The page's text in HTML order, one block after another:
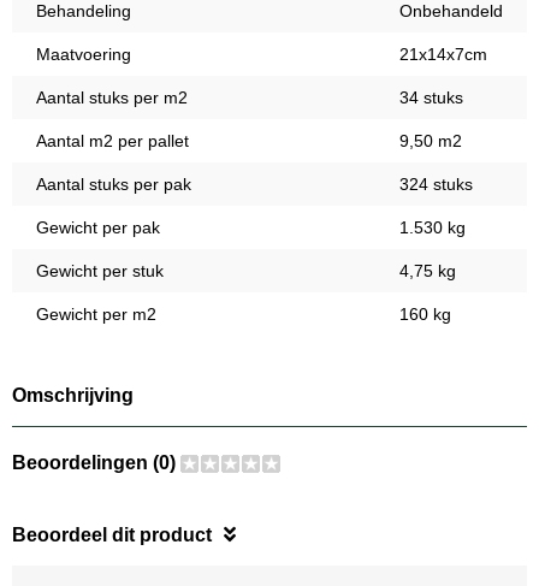
Behandeling Onbehandeld
Maatvoering 21x14x7cm
Aantal stuks per m2 34 stuks
Aantal m2 per pallet 9,50 m2
Aantal stuks per pak 324 stuks
Gewicht per pak 1.530 kg
Gewicht per stuk 4,75 kg
Gewicht per m2 160 kg
Omschrijving
Beoordelingen (0)
Beoordeel dit product